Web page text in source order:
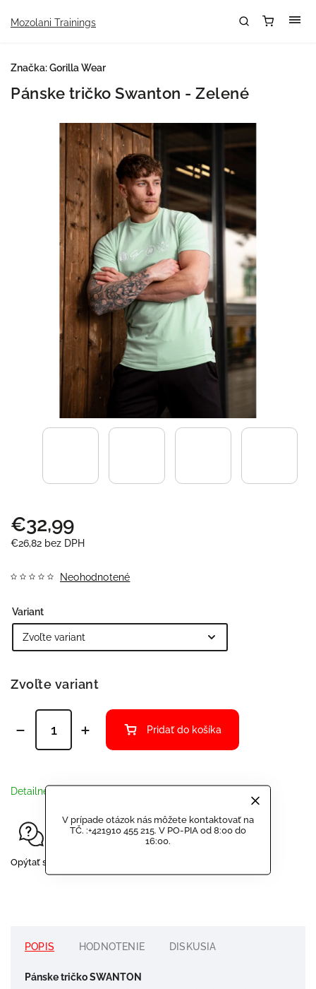
V prípade otázok nás môžete kontaktovať na
TČ. :+421910 455 215. V PO-PIA od 8:00 do
16:00.
Mozolani Trainings
Pánske tričko Swanton - Zelené
€32,99
€26,82 bez DPH
Neohodnotené
Značka:Gorilla Wear
Variant
Zvoľte variant
Pridať do košíka
Detailné informácie
Opýtať sa
POPIS HODNOTENIE DISKUSIA
Pánske tričko SWANTON